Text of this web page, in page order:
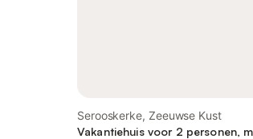
Serooskerke, Zeeuwse Kust
Vakantiehuis voor 2 personen,